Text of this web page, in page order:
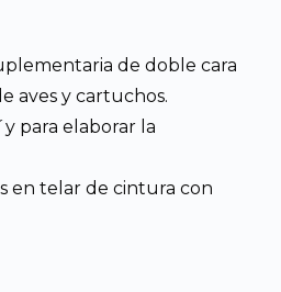
de doble cara
aves y cartuchos.
para elaborar la
en telar de cintura con